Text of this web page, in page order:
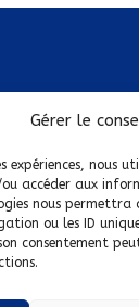
Gérer le
expériences, nous
accéder aux
nous
ou les ID
consentement
confidentialité
cookies
sur :